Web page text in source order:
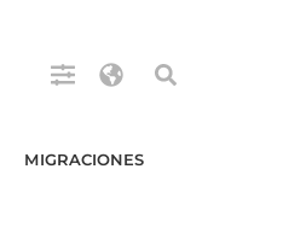
MIGRACIONES